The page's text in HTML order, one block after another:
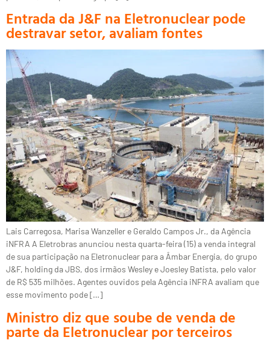
Entrada da J&F na Eletronuclear pode
destravar setor, avaliam fontes
Lais Carregosa, Marisa Wanzeller e Geraldo Campos Jr., da Agência
iNFRA A Eletrobras anunciou nesta quarta-feira (15) a venda integral
de sua participação na Eletronuclear para a Âmbar Energia, do grupo
J&F, holding da JBS, dos irmãos Wesley e Joesley Batista, pelo valor
de R$ 535 milhões. Agentes ouvidos pela Agência iNFRA avaliam que
esse movimento pode […]
Ministro diz que soube de venda de
parte da Eletronuclear por terceiros